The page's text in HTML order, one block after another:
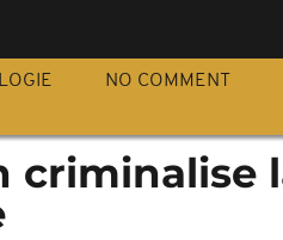
NO COMMENT
criminalise